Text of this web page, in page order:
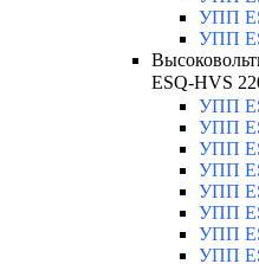
УПП
УПП
ESQ-HVS
УПП
УПП
УПП
УПП
УПП
УПП
УПП
УПП